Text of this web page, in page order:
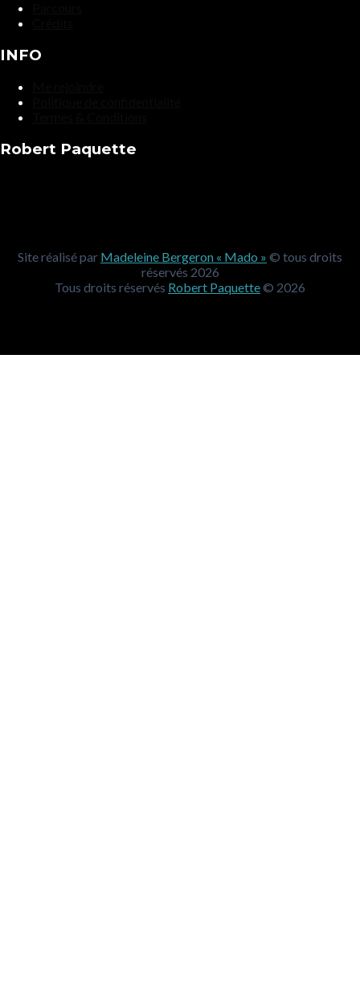
INFO
Robert Paquette
Site réalisé par Madeleine Bergeron « Mado » © tous droits
réservés 2026
Tous droits réservés Robert Paquette© 2026